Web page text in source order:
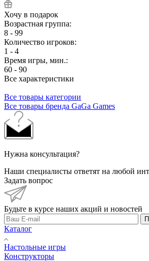
Хочу в подарок
Возрастная группа:
8 - 99
Количество игроков:
1 - 4
Время игры, мин.:
60 - 90
Все характеристики
Все товары категории
Все товары бренда GaGa Games
Нужна консультация?
Наши специалисты ответят на любой
Задать вопрос
Будьте в курсе наших акций и новостей
Каталог
Настольные игры
Конструкторы